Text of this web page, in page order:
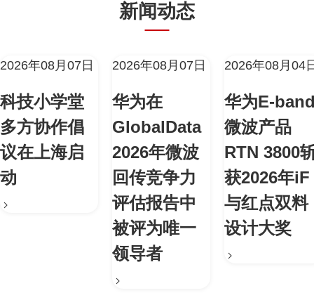
新闻动态
2026年08月07日
科技小学堂
多方协作倡
议在上海启
动
2026年08月07日
华为在
GlobalData
2026年微波
回传竞争力
评估报告中
被评为唯一
领导者
2026年08月04
华为E-
微波产品
RTN 3800
获2026年iF
与红点双料
设计大奖